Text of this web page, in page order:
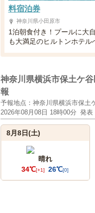
料宿泊券
神奈川県小田原市
1泊朝食付き！プールに大
も大満足のヒルトンホテル
神奈川県横浜市保土ケ谷
報
予報地点：神奈川県横浜市保土
2026年08月08日 18時00分 発表
8月8日(土)
晴れ
34℃[+1] 26℃[0]